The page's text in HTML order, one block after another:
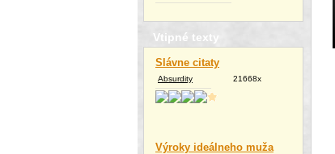
Vtipné texty
Slávne citaty
Absurdity 21668x
Výroky ideálneho muža